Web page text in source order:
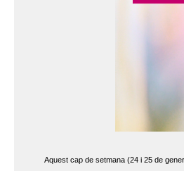
Aquest cap de setmana (24 i 25 de